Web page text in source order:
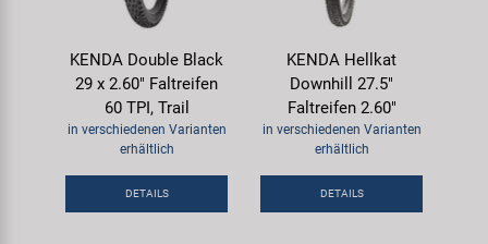
KENDA Double Black
29 x 2.60" Faltreifen
60 TPI, Trail
in verschiedenen Varianten
erhältlich
DETAILS
KENDA Hellkat
Downhill 27.5"
Faltreifen 2.60"
in verschiedenen Varianten
erhältlich
DETAILS